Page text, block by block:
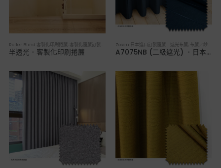
Roller Blind 客製化印刷捲簾 客製化窗簾訂製／來圖印製訂做
半透光．客製化印刷捲簾
Zosen 日本進口訂製窗簾 遮光布簾 布簾／紗簾／窗簾布
A7075NB (二級遮光) ．日本進口訂製遮光布簾